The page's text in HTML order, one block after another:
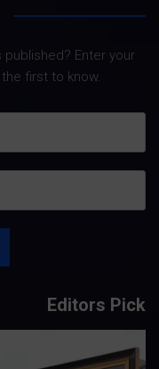
Enter your
first to know.
Editors Pick